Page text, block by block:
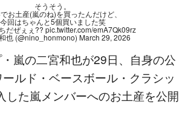
そうそう。
お土産(嵐のね)を買ったんだけど、
今回はちゃんと5個買いました笑
だぜぇぇ?? pic.twitter.com/emA7Qk09rz
也 (@nino_honmono) March 29, 2026
嵐の二宮和也が29日、自身の公
ルド・ベースボール・クラシッ
した嵐メンバーへのお土産を公開